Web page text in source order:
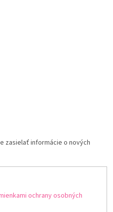
zasielať informácie o nových
ochrany osobných